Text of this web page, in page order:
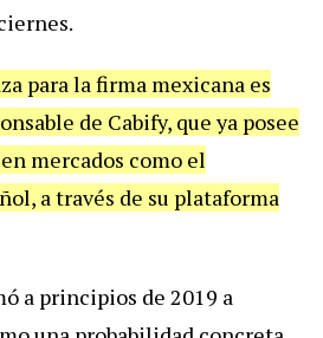
.
para la firma mexicana es
de Cabify, que ya posee
en mercados como el
ñol, a través de su plataforma
ó a principios de 2019 a